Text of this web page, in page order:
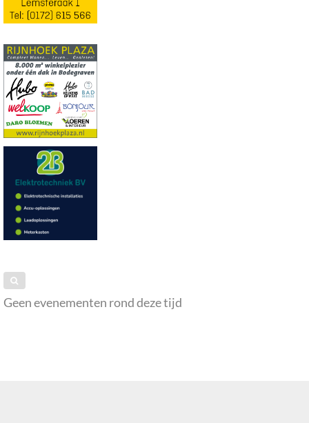
Geen evenementen rond deze tijd